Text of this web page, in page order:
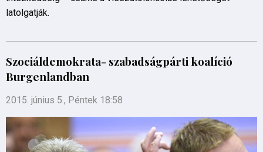
latolgatják.
Szociáldemokrata- szabadságpárti koalíció
Burgenlandban
2015. június 5., Péntek 18:58